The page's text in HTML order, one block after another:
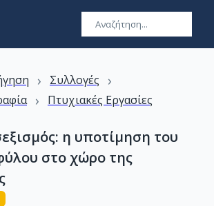
› Συλλογές ›
› Πτυχιακές Εργασίες
η υποτίμηση του
στο χώρο της